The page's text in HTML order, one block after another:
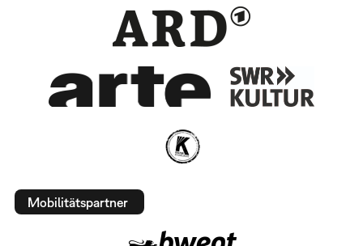
Mobilitätspartner